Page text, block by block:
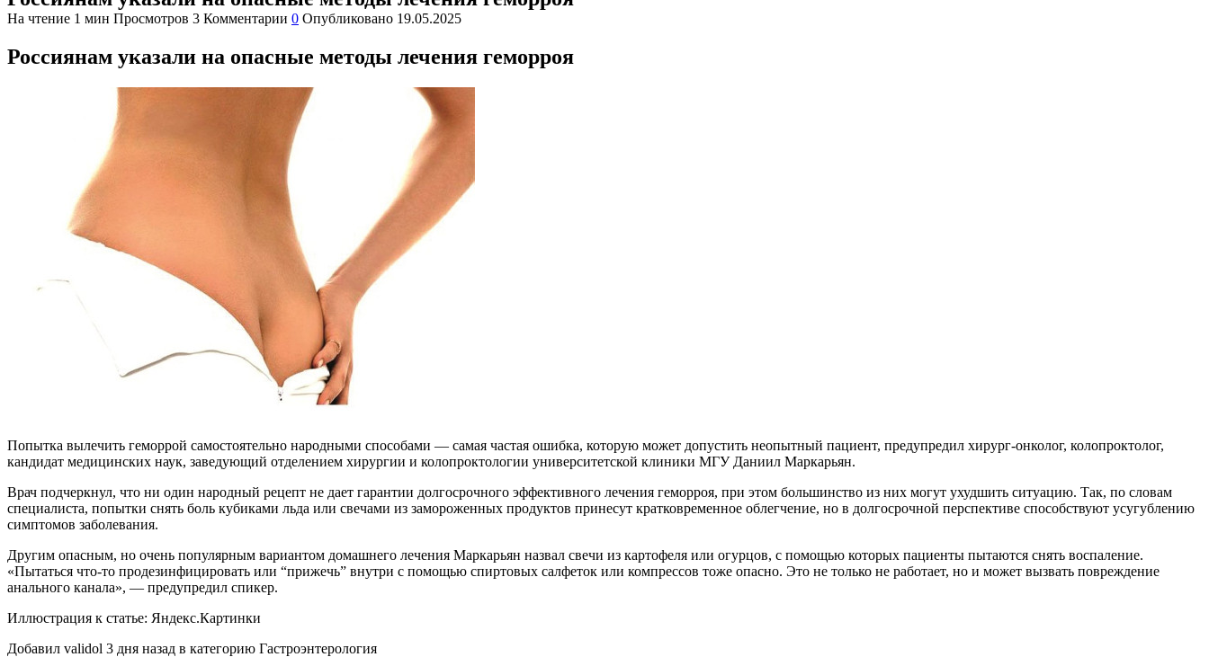
На чтение 1 мин Просмотров 3 Комментарии 0 Опубликовано 19.05.2025
Россиянам указали на опасные методы лечения геморроя
Попытка вылечить геморрой самостоятельно народными способами — самая частая ошибка, которую может допустить неопытный пациент, предупредил хирург-онколог, колопроктолог,
кандидат медицинских наук, заведующий отделением хирургии и колопроктологии университетской клиники МГУ Даниил Маркарьян.
Врач подчеркнул, что ни один народный рецепт не дает гарантии долгосрочного эффективного лечения геморроя, при этом большинство из них могут ухудшить ситуацию. Так, по словам
специалиста, попытки снять боль кубиками льда или свечами из замороженных продуктов принесут кратковременное облегчение, но в долгосрочной перспективе способствуют усугублению
симптомов заболевания.
Другим опасным, но очень популярным вариантом домашнего лечения Маркарьян назвал свечи из картофеля или огурцов, с помощью которых пациенты пытаются снять воспаление.
«Пытаться что-то продезинфицировать или “прижечь” внутри с помощью спиртовых салфеток или компрессов тоже опасно. Это не только не работает, но и может вызвать повреждение
анального канала», — предупредил спикер.
Иллюстрация к статье: Яндекс.Картинки
Добавил validol 3 дня назад в категорию Гастроэнтерология